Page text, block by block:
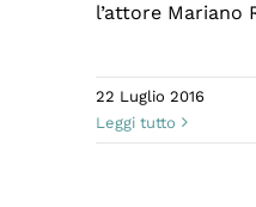
l’attore Mariano
22 Luglio 2016
Leggi tutto